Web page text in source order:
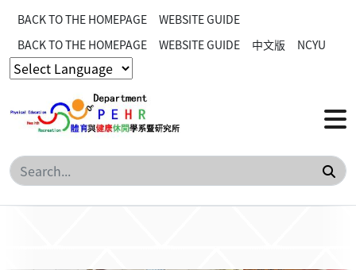
BACK TO THE HOMEPAGE
WEBSITE GUIDE
BACK TO THE HOMEPAGE
WEBSITE GUIDE 中文版 NCYU